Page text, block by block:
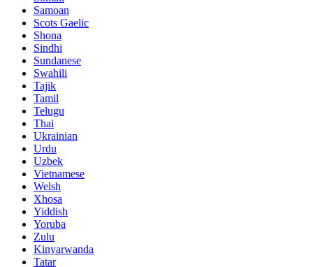
Samoan
Scots Gaelic
Shona
Sindhi
Sundanese
Swahili
Tajik
Tamil
Telugu
Thai
Ukrainian
Urdu
Uzbek
Vietnamese
Welsh
Xhosa
Yiddish
Yoruba
Zulu
Kinyarwanda
Tatar